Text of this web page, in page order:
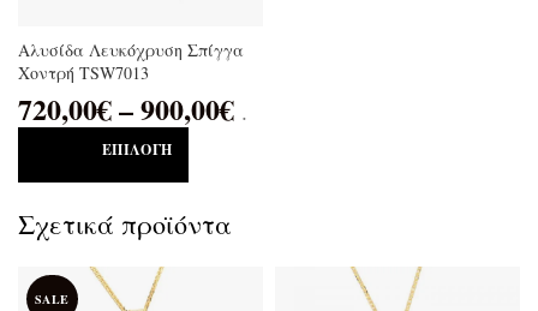
Αλυσίδα Λευκόχρυση Σπίγγα
Χοντρή TSW7013
720,00€–900,00€ .
ΕΠΙΛΟΓΉ
Σχετικά προϊόντα
SALE